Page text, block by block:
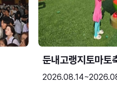
둔내고랭지토마토